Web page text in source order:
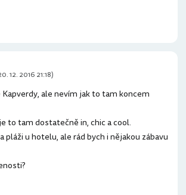
ale nevím jak to tam koncem
to tam dostatečně in, chic a cool.
pláži u hotelu, ale rád bych i nějakou zábavu
12. 2016 21:18)